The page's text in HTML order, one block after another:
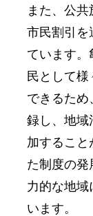
また、公
市民割引を
ています。
民として
できるため
録し、地域
加すること
た制度の発
力的な地域
います。